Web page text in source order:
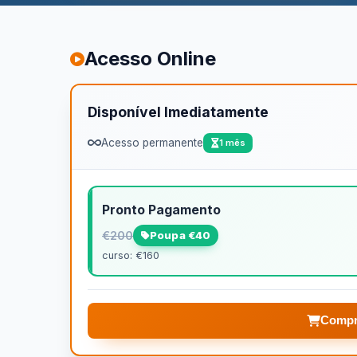
Acesso Online
Disponível Imediatamente
Acesso permanente 1 mês
Pronto Pagamento
€200 Poupa €40
curso: €160